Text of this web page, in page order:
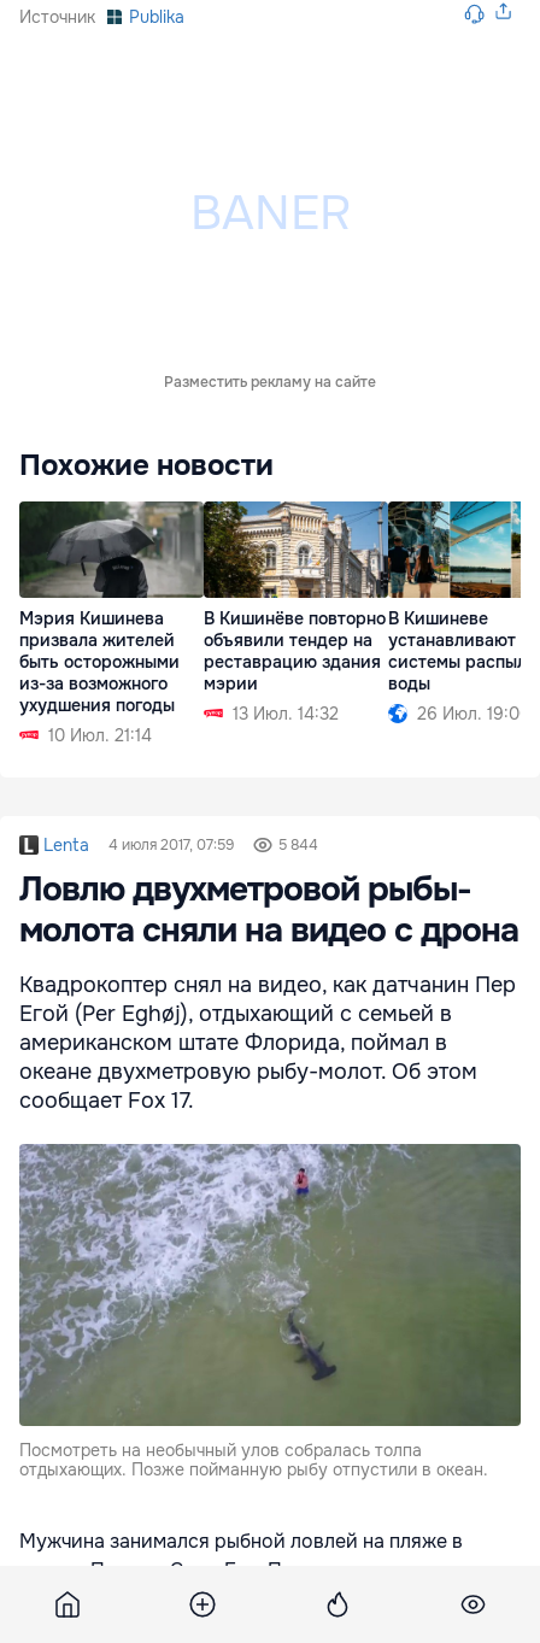
Источник Publika
Разместить рекламу на сайте
Похожие новости
Мэрия Кишинева
призвала жителей
быть осторожными
из-за возможного
ухудшения погоды
10 Июл. 21:14
В Кишинёве повторно
объявили тендер на
реставрацию здания
мэрии
13 Июл. 14:32
В Кишиневе
устанавливают
системы
воды
26 Июл. 19:00
Lenta 4 июля 2017, 07:59 5 844
Ловлю двухметровой рыбы-
молота сняли на видео с дрона
Квадрокоптер снял на видео, как датчанин Пер
Егой (Per Eghøj), отдыхающий с семьей в
американском штате Флорида, поймал в
океане двухметровую рыбу-молот. Об этом
сообщает Fox 17.
Посмотреть на необычный улов собралась толпа
отдыхающих. Позже пойманную рыбу отпустили в океан.
Мужчина занимался рыбной ловлей на пляже в
городе Панама-Сити-Бич. По словам его
американского знакомого, гигантская рыба клюнула,